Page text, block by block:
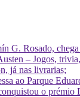
G. Rosado,
– Jogos,
já nas livrarias;
ao Parque
o